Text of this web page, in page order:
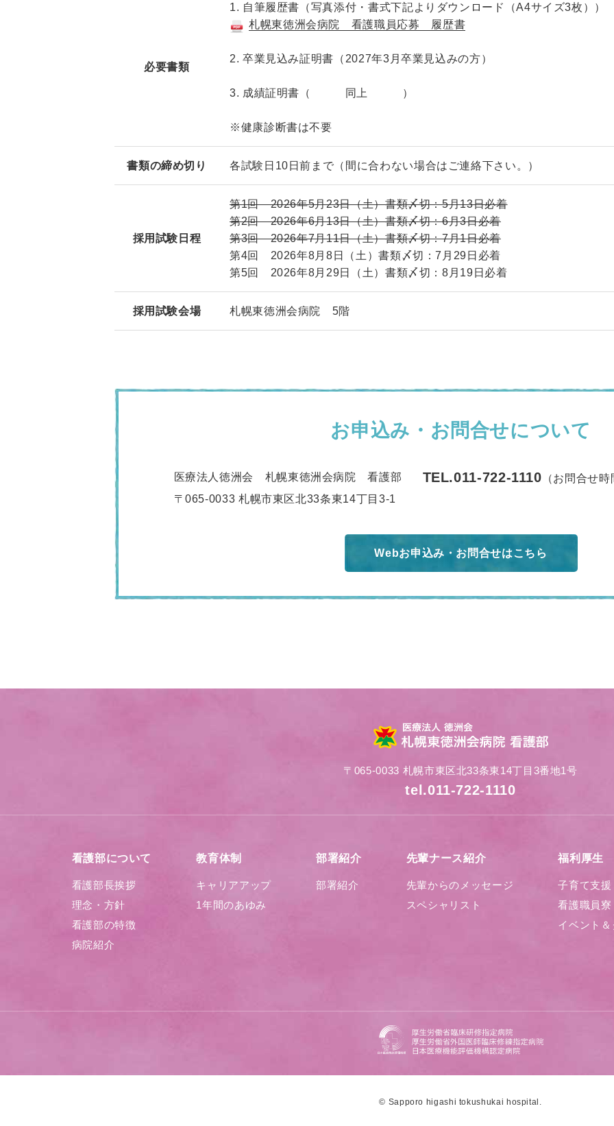
必要書類
1. 自筆履歴書（写真添付・書式下記よりダウンロード（A4サイズ3枚））
札幌東徳洲会病院 看護職員応募 履歴書
2. 卒業見込み証明書（2027年3月卒業見込みの方）
3. 成績証明書（ 同上 ）
※健康診断書は不要
書類の締め切り 各試験日10日前まで（間に合わない場合はご連絡下さい。）
採用試験日程
第1回 2026年5月23日（土）書類〆切：5月13日必着
第2回 2026年6月13日（土）書類〆切：6月3日必着
第3回 2026年7月11日（土）書類〆切：7月1日必着
第4回 2026年8月8日（土）書類〆切：7月29日必着
第5回 2026年8月29日（土）書類〆切：8月19日必着
採用試験会場 札幌東徳洲会病院 5階
お申込み・お問合せについて
医療法人徳洲会 札幌東徳洲会病院 看護部
〒065-0033 札幌市東区北33条東14丁目3-1
TEL.011-722-1110 （お問合せ
Webお申込み・お問合せはこちら
〒065-0033 札幌市東区北33条東14丁目3番地1号
tel.011-722-1110
看護部について
看護部長挨拶
理念・方針
看護部の特徴
病院紹介
教育体制
キャリアアップ
1年間のあゆみ
部署紹介
部署紹介
先輩ナース紹介
先輩からのメッセージ
スペシャリスト
福利厚生
子育て支
看護職員寮
イベント
© Sapporo higashi tokushukai hospital.